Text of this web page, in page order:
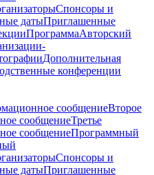
Спонсоры и
датыПриглашенные
ПрограммаАвторский
Дополнительная
конференции
сообщениеВторое
сообщениеТретье
сообщениеПрограммный
Спонсоры и
датыПриглашенные